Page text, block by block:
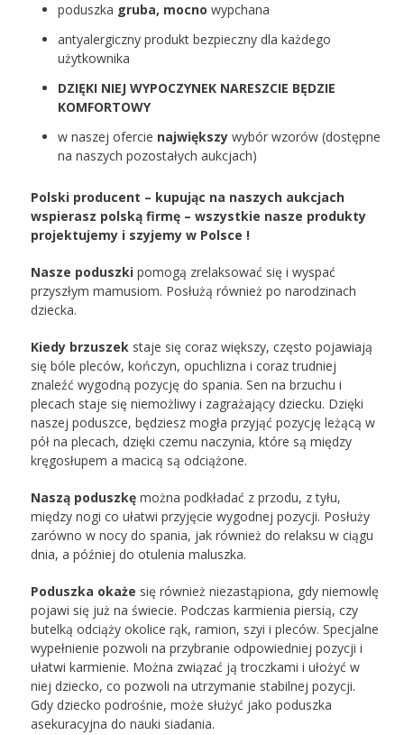
poduszka gruba, mocno wypchana
antyalergiczny produkt bezpieczny dla każdego
użytkownika
DZIĘKI NIEJ WYPOCZYNEK NARESZCIE BĘDZIE
KOMFORTOWY
w naszej ofercie największywybór wzorów (dostępne
na naszych pozostałych aukcjach)
Polski producent – kupując na naszych aukcjach
wspierasz polską firmę – wszystkie nasze produkty
projektujemy i szyjemy w Polsce !
Nasze poduszkipomogą zrelaksować się i wyspać
przyszłym mamusiom. Posłużą również po narodzinach
dziecka.
Kiedy brzuszekstaje się coraz większy, często pojawiają
się bóle pleców, kończyn, opuchlizna i coraz trudniej
znaleźć wygodną pozycję do spania. Sen na brzuchu i
plecach staje się niemożliwy i zagrażający dziecku. Dzięki
naszej poduszce, będziesz mogła przyjąć pozycję leżącą w
pół na plecach, dzięki czemu naczynia, które są między
kręgosłupem a macicą są odciążone.
Naszą poduszkęmożna podkładać z przodu, z tyłu,
między nogi co ułatwi przyjęcie wygodnej pozycji. Posłuży
zarówno w nocy do spania, jak również do relaksu w ciągu
dnia, a później do otulenia maluszka.
Poduszka okaże się również niezastąpiona, gdy niemowlę
pojawi się już na świecie. Podczas karmienia piersią, czy
butelką odciąży okolice rąk, ramion, szyi i pleców. Specjalne
wypełnienie pozwoli na przybranie odpowiedniej pozycji i
ułatwi karmienie. Można związać ją troczkami i ułożyć w
niej dziecko, co pozwoli na utrzymanie stabilnej pozycji.
Gdy dziecko podrośnie, może służyć jako poduszka
asekuracyjna do nauki siadania.